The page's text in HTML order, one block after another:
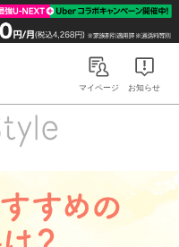
RAXYマイページ お知らせ